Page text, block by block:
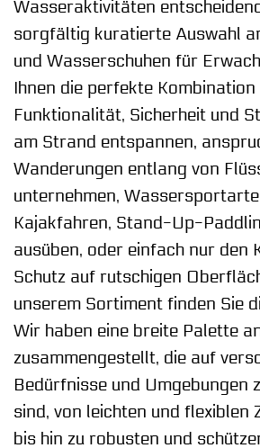
Wasseraktivitäten
sorgfältig kuratierte Auswahl
und Wasserschuhen für
Ihnen die perfekte Kombination
Funktionalität, Sicherheit und
am Strand entspannen,
Wanderungen entlang von
unternehmen,
Kajakfahren, Stand-Up-
ausüben, oder einfach nur den
Schutz auf rutschigen
unserem Sortiment finden Sie
Wir haben eine breite Palette
zusammengestellt, die auf
Bedürfnisse und Umgebungen
sind, von leichten und flexiblen
bis hin zu robusten und